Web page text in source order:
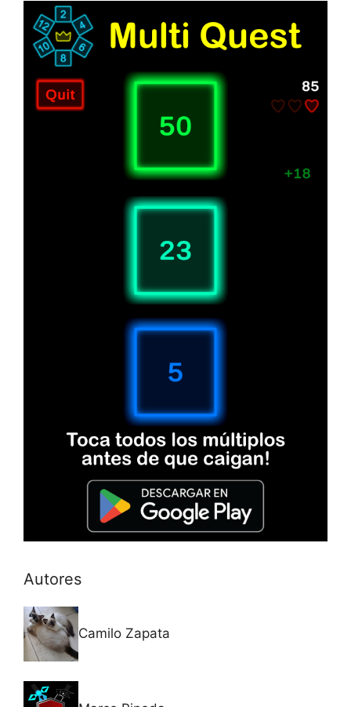
Autores
Camilo Zapata